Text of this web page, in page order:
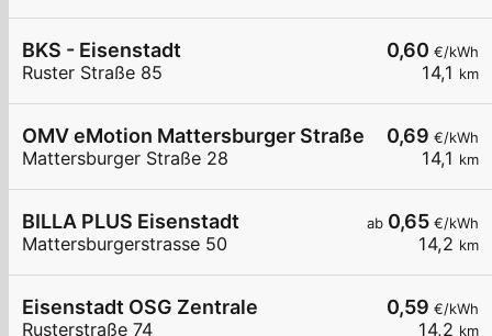
0,60 €/kWh
14,1 km
BKS - Eisenstadt
Ruster Straße 85
0,69 €/kWh
14,1 km
OMV eMotion Mattersburger Straße 28
Mattersburger Straße 28
ab 0,65 €/kWh
14,2 km
BILLA PLUS Eisenstadt
Mattersburgerstrasse 50
0,59 €/kWh
14,2 km
Eisenstadt OSG Zentrale
Rusterstraße 74